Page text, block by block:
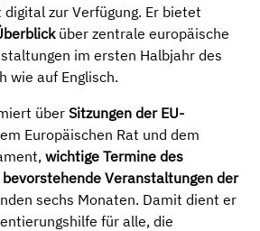
zur Verfügung. Er bietet
über zentrale europäische
im ersten Halbjahr des
wie auf Englisch.
über Sitzungen der EU-
Europäischen Rat und dem
wichtige Termine des
bevorstehende Veranstaltungen der
sechs Monaten. Damit dient er
für alle, die